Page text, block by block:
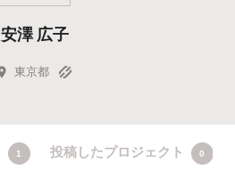
安澤 広子
東京都
1 投稿したプロジェクト 0